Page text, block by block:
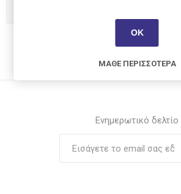
Ενημερωτικό δελτίο
ΟΚ
ΜΆΘΕ ΠΕΡΙΣΣΌΤΕΡΑ